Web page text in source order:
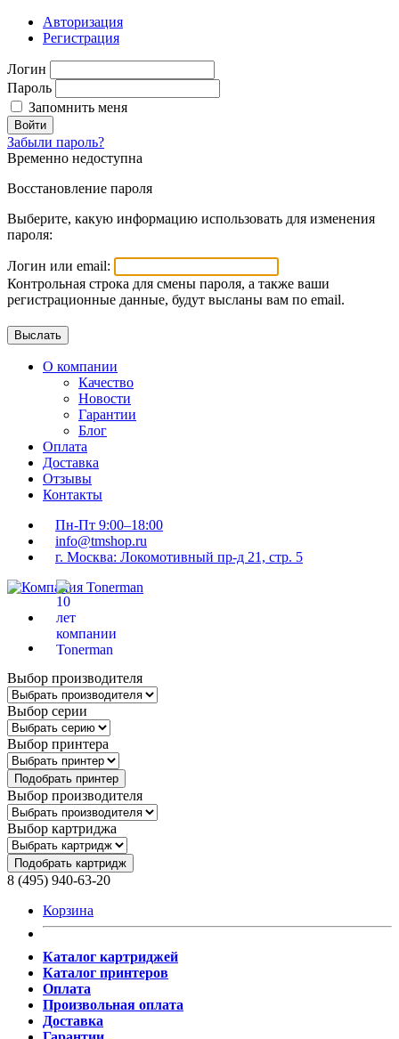
Авторизация
Регистрация
Логин
Пароль
Запомнить меня
Войти
Забыли пароль?
Временно недоступна
Восстановление пароля
Выберите, какую информацию использовать для изменения
пароля:
Логин или email:
Контрольная строка для смены пароля, а также ваши
регистрационные данные, будут высланы вам по email.
О компании
Качество
Новости
Гарантии
Блог
Оплата
Доставка
Отзывы
Контакты
Пн-Пт 9:00–18:00
info@tmshop.ru
г. Москва: Локомотивный пр-д 21, стр. 5
Выбор производителя
Выбор серии
Выбор принтера
Подобрать принтер
Выбор производителя
Выбор картриджа
Подобрать картридж
8 (495) 940-63-20
Корзина
Каталог картриджей
Каталог принтеров
Оплата
Произвольная оплата
Доставка